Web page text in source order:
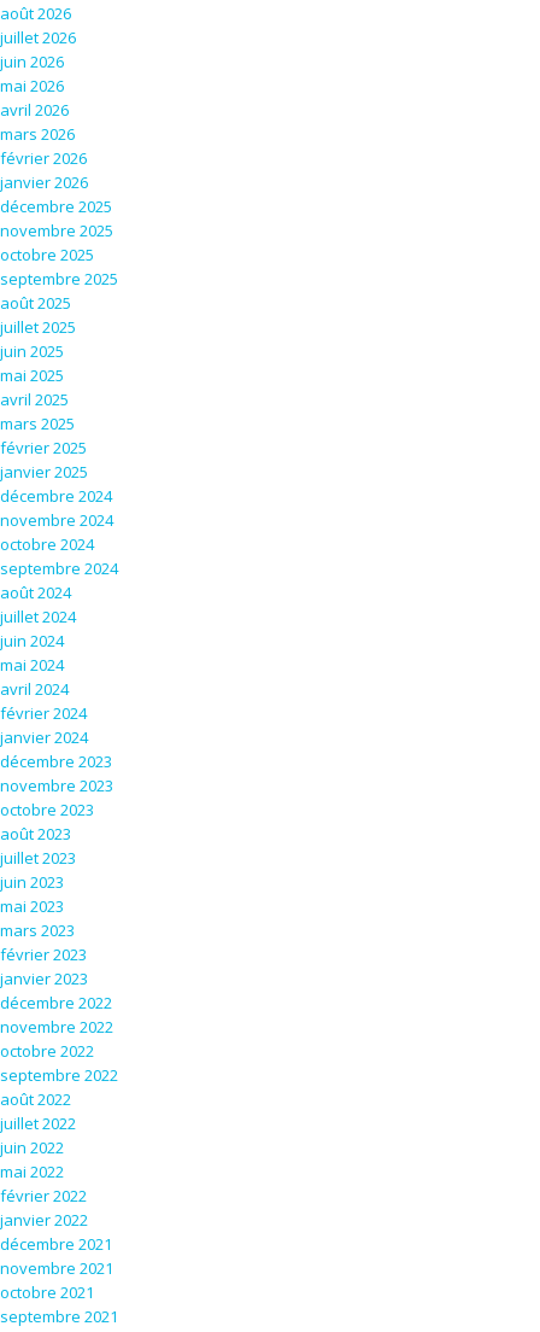
août 2026
juillet 2026
juin 2026
mai 2026
avril 2026
mars 2026
février 2026
janvier 2026
décembre 2025
novembre 2025
octobre 2025
septembre 2025
août 2025
juillet 2025
juin 2025
mai 2025
avril 2025
mars 2025
février 2025
janvier 2025
décembre 2024
novembre 2024
octobre 2024
septembre 2024
août 2024
juillet 2024
juin 2024
mai 2024
avril 2024
février 2024
janvier 2024
décembre 2023
novembre 2023
octobre 2023
août 2023
juillet 2023
juin 2023
mai 2023
mars 2023
février 2023
janvier 2023
décembre 2022
novembre 2022
octobre 2022
septembre 2022
août 2022
juillet 2022
juin 2022
mai 2022
février 2022
janvier 2022
décembre 2021
novembre 2021
octobre 2021
septembre 2021